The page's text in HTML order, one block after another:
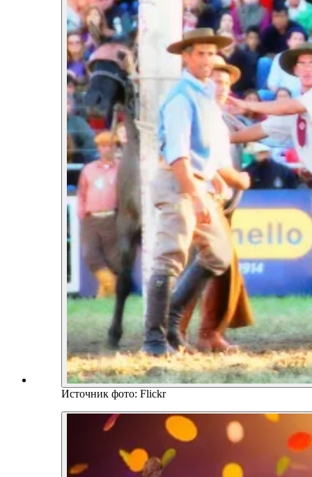
Источник фото: Flickr